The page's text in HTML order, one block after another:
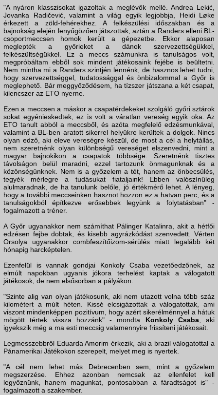
"A nyáron klasszisokat igazoltak a meglévők mellé. Andrea Lekić,
Jovanka Radičević, valamint a világ egyik legjobbja, Heidi Løke
érkezett a zöld-fehérekhez. A felkészülési időszakban és a
bajnokság elején lenyűgözően játszottak, aztán a Randers elleni BL-
csoportmeccsen homok került a gépezetbe. Ekkor alaposan
meglepték a győrieket a dánok szervezettségükkel,
felkészültségükkel. Ez a meccs számunkra is tanulságos volt,
megpróbáltam ebből sok mindent játékosaink fejébe is beültetni.
Nem mintha mi a Randers szintjén lennénk, de hasznos lehet tudni,
hogy szervezettséggel, tudatossággal és önbizalommal a Győr is
meglephető. Bár meggyőződésem, ha tízszer játszana a két csapat,
kilencszer az ETO nyerne.
Ezen a meccsen a máskor a csapatérdekeket szolgáló győri sztárok
sokat egyénieskedtek, ez is volt a váratlan vereség egyik oka. Az
ETO tanult abból a meccsből, és azóta megfelelő edzésmunkával,
valamint a BL-ben aratott sikerrel helyükre kerültek a dolgok. Nincs
olyan edző, aki eleve vereségre készül, de most a cél a helytállás,
nem szeretnénk olyan különbségű vereséget elszenvedni, mint a
magyar bajnokikon a csapatok többsége. Szeretnénk tisztes
távolságon belül maradni, ezzel tartozunk önmagunknak és a
közönségünknek. Nem is a győzelem a tét, hanem az önbecsülés,
tegyék mérlegre a tudásukat fiataljaink! Ebben valószínűleg
alulmaradnak, de ha tanulunk belőle, jó értékmérő lehet. A lényeg,
hogy a további meccseinken hasznot hozzon ez a hatvan perc, és a
tanulságokból építkezve erősebbek legyünk a folytatásban" -
fogalmazott a tréner.
A Győr ugyanakkor nem számíthat Pálinger Katalinra, akit a hétfői
edzésen fejbe dobtak, és kisebb agyrázkódást szenvedett. Vérten
Orsolya ugyanakkor combfeszítőizom-sérülés miatt legalább két
hónapig harcképtelen.
Ezenfelül is vannak gondjai Konkoly Csaba vezetőedzőnek, az
elmúlt napokban ugyanis jókora terhelést kaptak a válogatott
játékosok, de nem elsősorban a pályákon.
"Szinte alig van olyan játékosunk, aki nem utazott volna több száz
kilométert a múlt héten. Kissé elcsigázottak a válogatottak, ami
viszont mindenképpen pozitívum, hogy azért sikerélménnyel a hátuk
mögött tértek vissza hozzánk" - mondta Konkoly Csaba, aki
igyekszik még a ma esti meccsig valamennyire frissíteni játékosait.
Legmesszebbről Eduarda Amorim érkezik, aki a brazil válogatottal a
Pánamerikai Játékokon szerepelt, melyet meg is nyertek.
"A cél nem lehet más Debrecenben sem, mint a győzelem
megszerzése. Ehhez azonban nemcsak az ellenfelet kell
legyőznünk, hanem magunkat, pontosabban a fáradtságot is" -
fogalmazott a szakember.